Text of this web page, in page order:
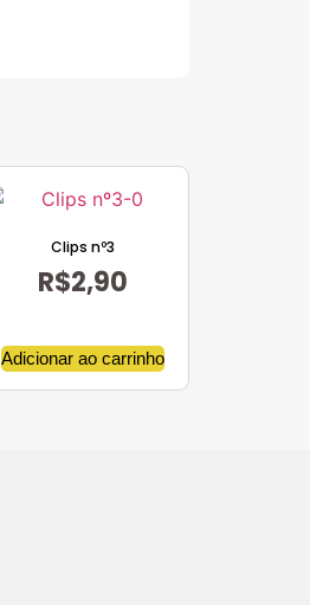
Clips nº3
R$2,90
Adicionar ao carrinho